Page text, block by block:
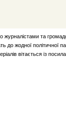
журналістами та
до жодної політичної
вітається із